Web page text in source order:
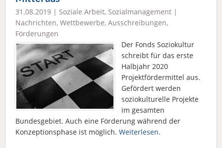
31.08.2019 | Soziale Arbeit, Sozialmanagement |
Nachrichten, Wettbewerbe, Ausschreibungen,
Förderungen
Der Fonds Soziokultur
schreibt für das erste
Halbjahr 2020
Projektfördermittel aus.
Gefördert werden
soziokulturelle Projekte
im gesamten
Bundesgebiet. Auch eine Förderung während der
Konzeptionsphase ist möglich. Weiterlesen.